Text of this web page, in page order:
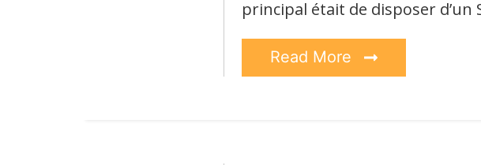
principal était de disposer d’un
Read More